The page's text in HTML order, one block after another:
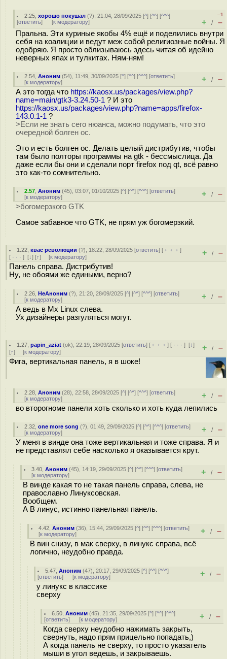
2.25 ,хорошо покушал (?), 21:04, 28/09/2025 [^] [^^] [^^^]
[ответить] [к модератору]
–1
+ / –
Пральна. Эти куриные якобы 4% ещё и поделились внутри
себя на коалиции и ведут меж собой религиозные войны. Я
одобряю. Я просто облизываюсь здесь читая об идейно
неверных япах и тулкитах. Ням-ням!
2.54 ,Аноним (54), 11:49, 30/09/2025 [^] [^^] [^^^] [ответить]
[к модератору] + / –
А это тогда что https://kaosx.us/packages/view.php?
name=main/gtk3-3.24.50-1 ? И это
https://kaosx.us/packages/view.php?name=apps/firefox-
143.0.1-1 ?
>Если не знать сего нюанса, можно подумать, что это
очередной болген ос.
Это и есть болген ос. Делать целый дистрибутив, чтобы
там было полторы программы на gtk - бессмыслица. Да
даже если бы они и сделали порт firefox под qt, всё равно
это как-то сомнительно.
2.57 ,Аноним (45), 03:07, 01/10/2025 [^] [^^] [^^^] [ответить]
[к модератору] + / –
>богомерзкого GTK
Самое забавное что GTK, не прям уж богомерзкий.
1.22 ,квас революции (?), 18:22, 28/09/2025 [ответить] [ ﹢﹢﹢]
[ · · · ] [↓] [↑] [к модератору] + / –
Панель справа. Дистрибутив!
Ну, не обоями же едиными, верно?
2.26 ,НеАноним (?), 21:20, 28/09/2025 [^] [^^] [^^^] [ответить]
[к модератору] + / –
А ведь в Mx Linux слева.
Ух дизайнеры разгуляться могут.
1.27 ,papin_aziat (ok), 22:19, 28/09/2025 [ответить] [ ﹢﹢﹢] [ · · ·][↓]
[↑] [к модератору] + / –
Фига, вертикальная панель, я в шоке!
2.28 ,Аноним (28), 22:58, 28/09/2025 [^] [^^] [^^^] [ответить]
[к модератору] + / –
во второгноме панели хоть сколько и хоть куда лепились
2.32 ,one more song (?), 01:49, 29/09/2025 [^] [^^] [^^^] [ответить]
[к модератору] + / –
У меня в винде она тоже вертикальная и тоже справа. Я и
не представлял себе насколько я оказывается крут.
3.40 ,Аноним (45), 14:19, 29/09/2025 [^] [^^] [^^^] [ответить]
[к модератору] + / –
В винде какая то не такая панель справа, слева, не
православно Линуксовская.
Вообщем.
А В линус, истинно панельная панель.
4.42 ,Аноним (36), 15:44, 29/09/2025 [^] [^^] [^^^] [ответить]
[к модератору] + / –
В вин снизу, в мак сверху, в линукс справа, всё
логично, неудобно правда.
5.47 ,Аноним (47), 20:17, 29/09/2025 [^] [^^] [^^^]
[ответить] [к модератору] + / –
у линукс в классике
сверху
6.50 ,Аноним (45), 21:35, 29/09/2025 [^] [^^] [^^^]
[ответить] [к модератору] + / –
Когда сверху неудобно нажимать закрыть,
свернуть, надо прям прицельно попадать,)
А когда панель не сверху, то просто указатель
мыши в угол ведешь, и закрываешь.